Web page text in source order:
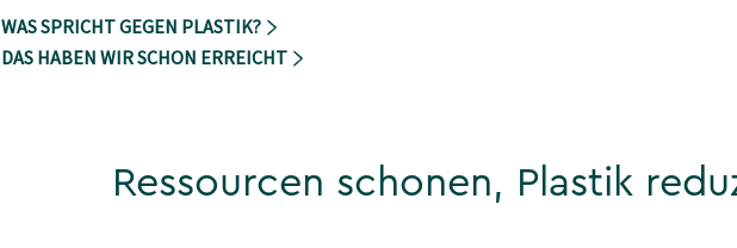
WAS SPRICHT GEGEN PLASTIK?
DAS HABEN WIR SCHON ERREICHT
Ressourcen schonen, Plastik